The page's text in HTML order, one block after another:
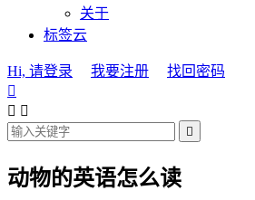
关于
标签云
Hi, 请登录 我要注册
找回密码

 

动物的英语怎么读